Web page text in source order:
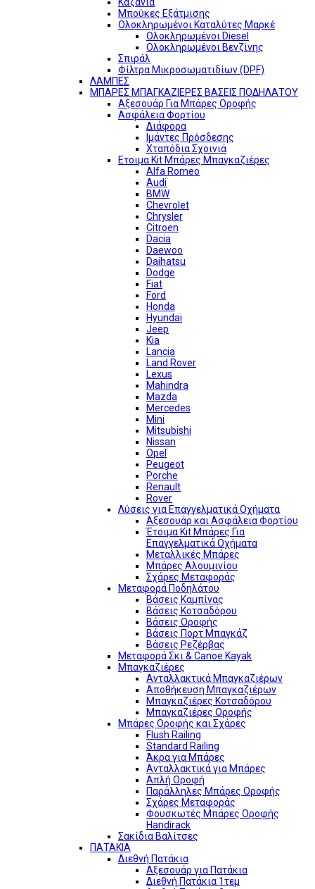
Μπούκες Εξάτμισης
Ολοκληρωμένοι Καταλύτες Μαρκέ
Ολοκληρωμένοι Diesel
Ολοκληρωμένοι Βενζίνης
Σπιράλ
Φίλτρα Μικροσωματιδίων (DPF)
ΛΑΜΠΕΣ
ΜΠΑΡΕΣ ΜΠΑΓΚΑΖΙΕΡΕΣ ΒΑΣΕΙΣ ΠΟΔΗΛΑΤΟΥ
Αξεσουάρ Για Μπάρες Οροφής
Ασφάλεια Φορτίου
Διάφορα
Ιμάντες Πρόσδεσης
Χταπόδια Σχοινιά
Ετοιμα Kit Μπάρες Μπαγκαζιέρες
Alfa Romeo
Audi
BMW
Chevrolet
Chrysler
Citroen
Dacia
Daewoo
Daihatsu
Dodge
Fiat
Ford
Honda
Hyundai
Jeep
Kia
Lancia
Land Rover
Lexus
Mahindra
Mazda
Mercedes
Mini
Mitsubishi
Nissan
Opel
Peugeot
Porche
Renault
Rover
Λύσεις για Επαγγελματικά Οχήματα
Αξεσουάρ και Ασφάλεια Φορτίου
Έτοιμα Kit Μπάρες Για
Επαγγελματικά Οχήματα
Μεταλλικές Μπάρες
Μπάρες Αλουμινίου
Σχάρες Μεταφοράς
Μεταφορά Ποδηλάτου
Βάσεις Καμπίνας
Βάσεις Κοτσαδόρου
Βάσεις Οροφής
Βάσεις Πορτ Μπαγκάζ
Βάσεις Ρεζέρβας
Μεταφορά Σκι & Canoe Kayak
Μπαγκαζιέρες
Ανταλλακτικά Μπαγκαζιέρων
Αποθήκευση Μπαγκαζιέρων
Μπαγκαζιέρες Κοτσαδόρου
Μπαγκαζιέρες Οροφής
Μπάρες Οροφής και Σχάρες
Flush Railing
Standard Railing
Άκρα για Μπάρες
Ανταλλακτικά για Μπάρες
Απλή Οροφή
Παράλληλες Μπάρες Οροφής
Σχάρες Μεταφοράς
Φουσκωτές Μπάρες Οροφής
Handirack
Σακίδια Βαλίτσες
ΠΑΤΑΚΙΑ
Διεθνή Πατάκια
Αξεσουάρ για Πατάκια
Διεθνή Πατάκια 1τεμ